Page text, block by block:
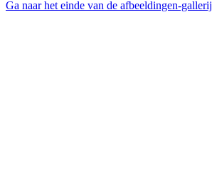
Ga naar het einde van de afbeeldingen-gallerij